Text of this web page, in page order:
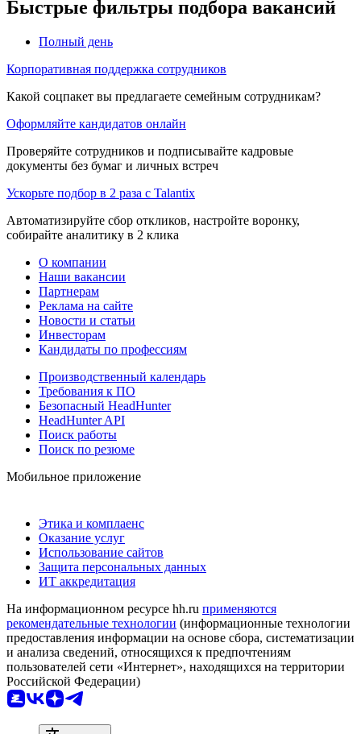
Быстрые фильтры подбора вакансий
Полный день
Корпоративная поддержка сотрудников
Какой соцпакет вы предлагаете семейным сотрудникам?
Оформляйте кандидатов онлайн
Проверяйте сотрудников и подписывайте кадровые
документы без бумаг и личных встреч
Ускорьте подбор в 2 раза с Talantix
Автоматизируйте сбор откликов, настройте воронку,
собирайте аналитику в 2 клика
О компании
Наши вакансии
Партнерам
Реклама на сайте
Новости и статьи
Инвесторам
Кандидаты по профессиям
Производственный календарь
Требования к ПО
Безопасный HeadHunter
HeadHunter API
Поиск работы
Поиск по резюме
Мобильное приложение
Этика и комплаенс
Оказание услуг
Использование сайтов
Защита персональных данных
ИТ аккредитация
На информационном ресурсе hh.ru применяются
рекомендательные технологии (информационные технологии
предоставления информации на основе сбора, систематизации
и анализа сведений, относящихся к предпочтениям
пользователей сети «Интернет», находящихся на территории
Российской Федерации)